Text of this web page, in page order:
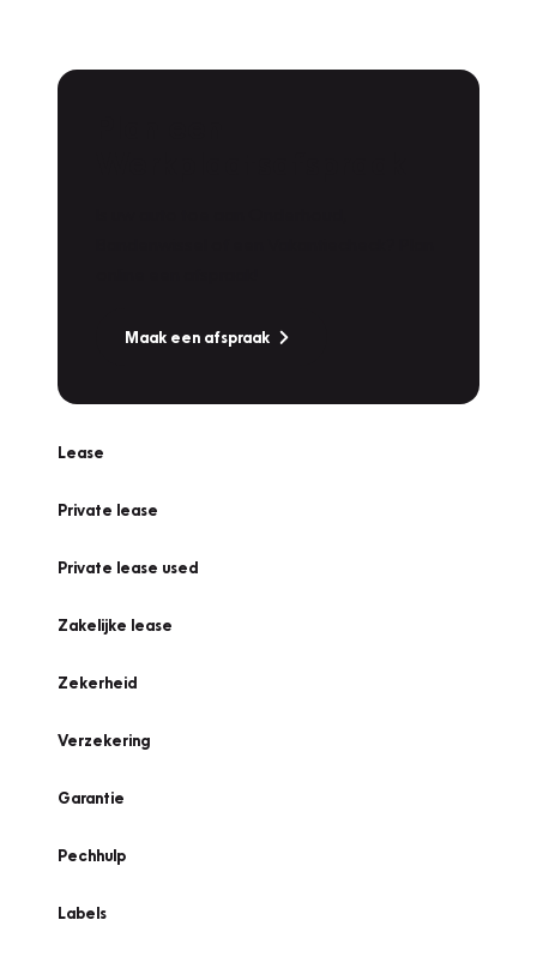
Maak een afspraak
Lease
Private lease
Private lease used
Zakelijke lease
Zekerheid
Verzekering
Garantie
Pechhulp
Labels